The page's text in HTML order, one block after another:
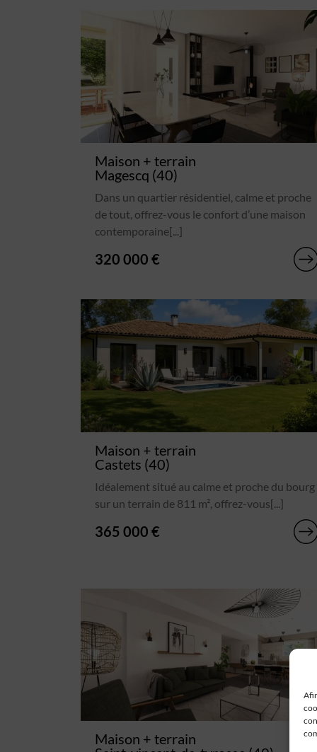
Maison + terrain
Magescq (40)
Dans un quartier résidentiel, calme et proche
de tout, offrez-vous le confort d’une maison
contemporaine[...]
320 000 €
Maison + terrain
Castets (40)
Idéalement situé au calme et proche du bourg
sur un terrain de 811 m², offrez-vous[...]
365 000 €
Maison + terrain